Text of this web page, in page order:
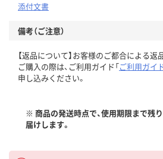
添付文書
備考（ご注意）
【返品について】お客様のご都合による返
ご購入の際は、ご利用ガイド「ご利用ガイ
申し込みください。
※ 商品の発送時点で、使用期限まで残
届けします。